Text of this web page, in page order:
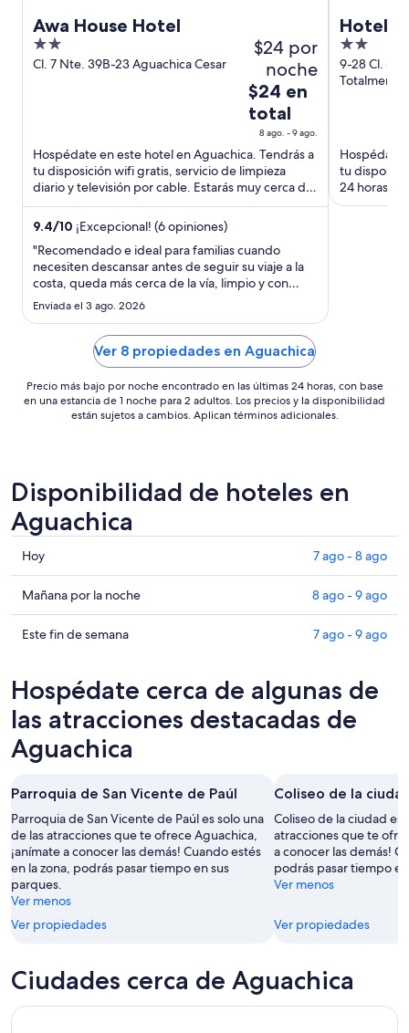
Awa House Hotel
2
out
Cl. 7 Nte. 39B-23 Aguachica Cesar
$24 por
noche
El
precio
es
de
$24
en
total
noche
del
8
al
9
ago
$24 en
total
8 ago. - 9 ago.
Hospédate en este hotel en Aguachica. Tendrás a
tu disposición wifi gratis, servicio de limpieza
diario y televisión por cable. Estarás muy cerca de
Polideportivo ...
9.4/10 ¡Excepcional! (6 opiniones)
"Recomendado e ideal para familias cuando
necesiten descansar antes de seguir su viaje a la
costa, queda más cerca de la vía, limpio y con
parqueadero."
Enviada el 3 ago. 2026
Hotel
2
out
of
9-28 Cl. 5
Totalmente
Hospédate
tu
24 horas y
Estarás ...
Ver 8 propiedades en Aguachica
Precio más bajo por noche encontrado en las últimas 24 horas, con base
en una estancia de 1 noche para 2 adultos. Los precios y la disponibilidad
están sujetos a cambios. Aplican términos adicionales.
Disponibilidad de hoteles en
Aguachica
Consultar
precios
en
Aguachica
para
ago
8
ago
Hoy 7 ago - 8 ago
Consultar
precios
en
mañana
la
noche,
ago
9
ago
Mañana por la noche 8 ago - 9 ago
Consultar
Aguachica
para
este
fin
de
semana,
ago
-
9
ago
Este fin de semana 7 ago - 9 ago
Hospédate cerca de algunas de
las atracciones destacadas de
Aguachica
Parroquia de San Vicente de Paúl
Parroquia de San Vicente de Paúl es solo una
de las atracciones que te ofrece Aguachica,
¡anímate a conocer las demás! Cuando estés
en la zona, podrás pasar tiempo en sus
parques.
Ver menos
Ver propiedades
Coliseo de la
Coliseo de la ciudad es
atracciones que te
a conocer las demás!
podrás pasar tiempo
Ver menos
Ver propiedades
Ciudades cerca de Aguachica